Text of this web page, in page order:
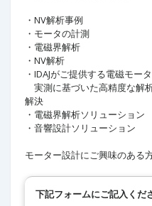
・NV解析事例​
・モータの計測​
・電磁界解析​
・NV解析​
・IDAJがご提供する電磁モー
実測に基づいた高精度な解
解決​
・電磁界解析ソリューション​
・音響設計ソリューション​
モーター設計にご興味のある
下記フォームにご記入くだ